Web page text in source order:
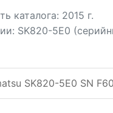
каталога: 2015 г.
SK820-5E0
SK820-5E0 SN